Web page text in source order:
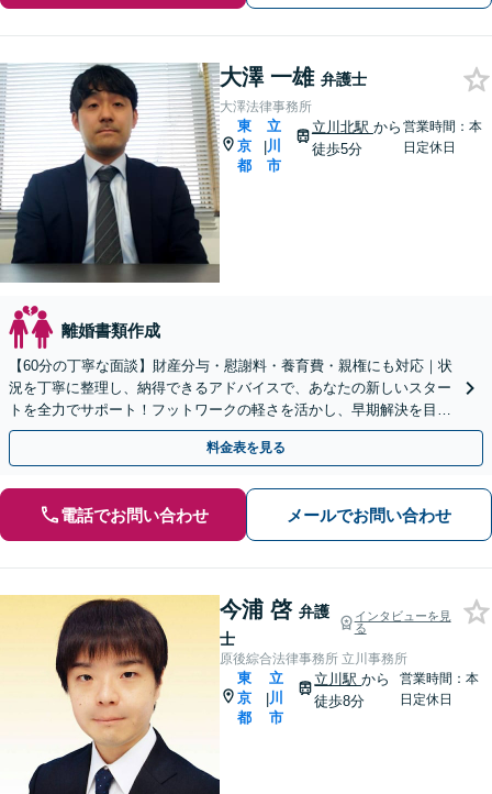
大澤 一雄 弁護士
大澤法律事務所
東
京
都
|
立
川
市
立川北駅 から
徒歩5分
営業時間：本
日定休日
離婚書類作成
【60分の丁寧な面談】財産分与・慰謝料・養育費・親権にも対応｜状
況を丁寧に整理し、納得できるアドバイスで、あなたの新しいスター
トを全力でサポート！フットワークの軽さを活かし、早期解決を目指
します！【立川駅7分：地域密着】
料金表を見る
電話でお問い合わせ メールでお問い合わせ
今浦 啓 弁護
士
インタビューを見
る
原後綜合法律事務所 立川事務所
東
京
都
|
立
川
市
立川駅から
徒歩8分
営業時間：本
日定休日